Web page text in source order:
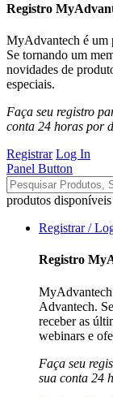
Registro
MyAdvantech é um
Se tornando um
novidades de
especiais.
Faça seu registro
conta 24 horas por
Registrar Log In
Panel Button
produtos disponíveis
Registrar /
Registro
MyAdvantech
Advantech.
receber as
webinars e
Faça seu
sua conta 24